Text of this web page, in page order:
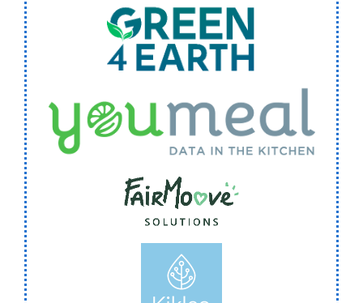
GREEN 4 EARTH
FairMoove Solutions
Kikleo